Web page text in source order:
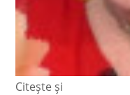
Citește și